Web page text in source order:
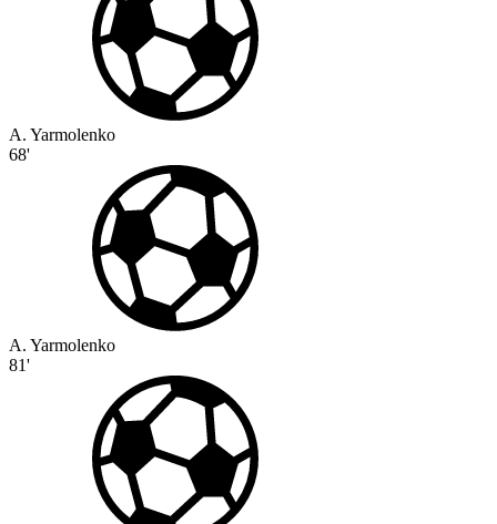
A. Yarmolenko
68'
A. Yarmolenko
81'